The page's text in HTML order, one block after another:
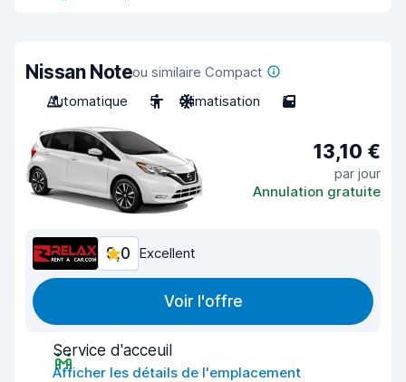
Nissan Noteou similaire Compact
Automatique
5 Climatisation 5
13,10 €
par jour
Annulation gratuite
9,0 Excellent
Voir l'offre
Service d'acceuil
Afficher les détails de l'emplacement